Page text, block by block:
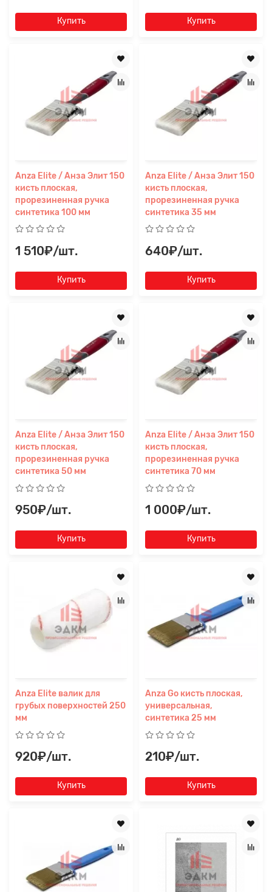
Купить Купить
Anza Elite / Анза Элит 150
кисть плоская,
прорезиненная ручка
синтетика 100 мм
1 510₽/шт.
Купить
Anza Elite / Анза Элит 150
кисть плоская,
прорезиненная ручка
синтетика 35 мм
640₽/шт.
Купить
Anza Elite / Анза Элит 150
кисть плоская,
прорезиненная ручка
синтетика 50 мм
950₽/шт.
Купить
Anza Elite / Анза Элит 150
кисть плоская,
прорезиненная ручка
синтетика 70 мм
1 000₽/шт.
Купить
Anza Elite валик для
грубых поверхностей 250
мм
920₽/шт.
Купить
Anza Go кисть плоская,
универсальная,
синтетика 25 мм
210₽/шт.
Купить